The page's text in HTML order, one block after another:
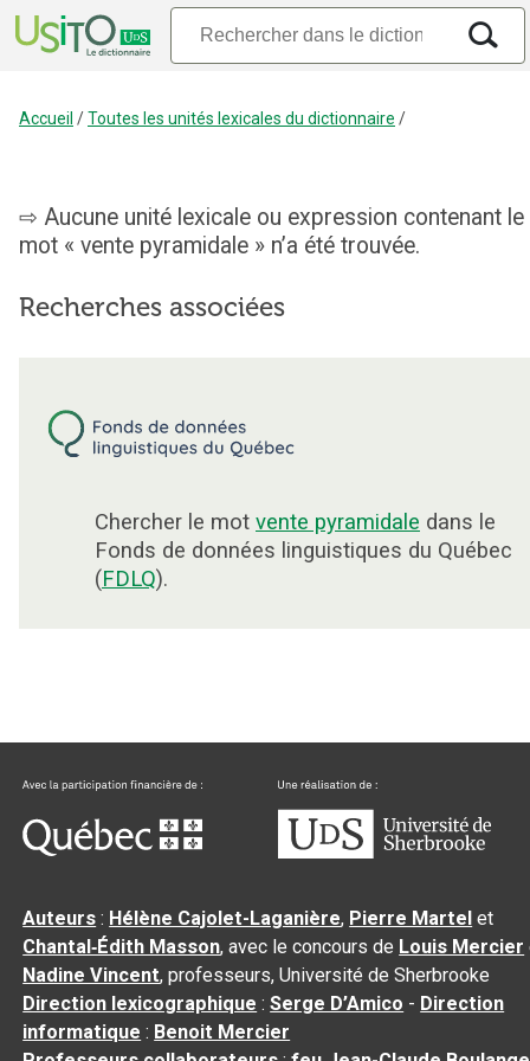
Accueil /Toutes les unités lexicales du dictionnaire /
Aucune unité lexicale ou expression contenant le
mot « vente pyramidale » n’a été trouvée.
Recherches associées
Chercher le mot vente pyramidale dans le
Fonds de données linguistiques du Québec
(FDLQ).
Auteurs : Hélène Cajolet-Laganière, Pierre Martel et
Chantal‑Édith Masson, avec le concours de Louis Mercier
Nadine Vincent, professeurs, Université de Sherbrooke
Direction lexicographique :Serge D’Amico - Direction
informatique : Benoit Mercier